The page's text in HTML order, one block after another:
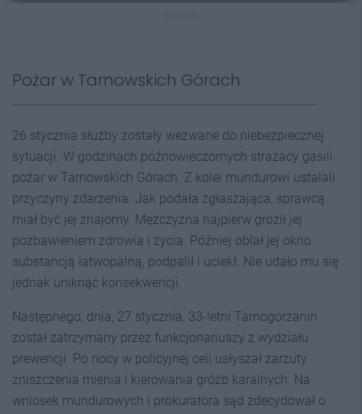
Pożar w Tarnowskich Górach
26 stycznia służby zostały wezwane do niebezpiecznej
sytuacji. W godzinach późnowieczornych strażacy gasili
pożar w Tarnowskich Górach. Z kolei mundurowi ustalali
przyczyny zdarzenia. Jak podała zgłaszająca, sprawcą
miał być jej znajomy. Mężczyzna najpierw groził jej
pozbawieniem zdrowia i życia. Później oblał jej okno
substancją łatwopalną, podpalił i uciekł. Nie udało mu się
jednak uniknąć konsekwencji.
Następnego, dnia, 27 stycznia, 33-letni Tarnogórzanin
został zatrzymany przez funkcjonariuszy z wydziału
prewencji. Po nocy w policyjnej celi usłyszał zarzuty
zniszczenia mienia i kierowania gróźb karalnych. Na
wniosek mundurowych i prokuratora sąd zdecydował o